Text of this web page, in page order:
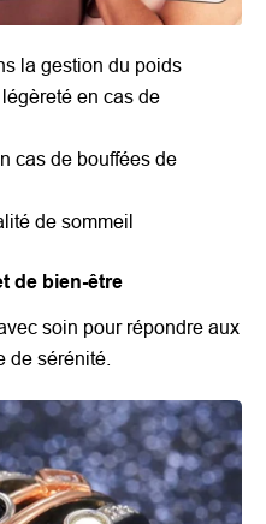
la gestion du poids
en cas de
cas de bouffées de
de sommeil
de bien-être
soin pour répondre aux
de sérénité.